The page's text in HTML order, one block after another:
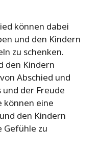
können dabei
und den Kindern
zu schenken.
den Kindern
Abschied und
der Freude
können eine
den Kindern
Gefühle zu